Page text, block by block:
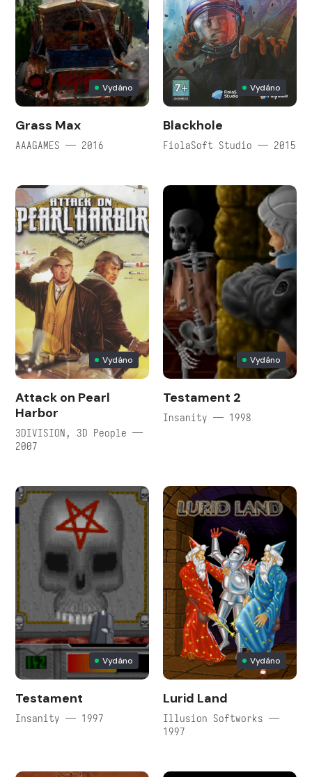
Vydáno
Grass Max
AAAGAMES — 2016
Vydáno
Blackhole
FiolaSoft Studio — 2015
Vydáno
Attack on Pearl
Harbor
3DIVISION, 3D People —
2007
Vydáno
Testament 2
Insanity — 1998
Vydáno
Testament
Insanity — 1997
Vydáno
Lurid Land
Illusion Softworks —
1997